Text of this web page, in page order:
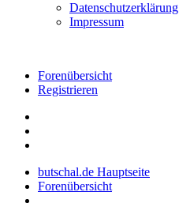
Datenschutzerklärung
Impressum
Forenübersicht
Registrieren
butschal.de Hauptseite
Forenübersicht